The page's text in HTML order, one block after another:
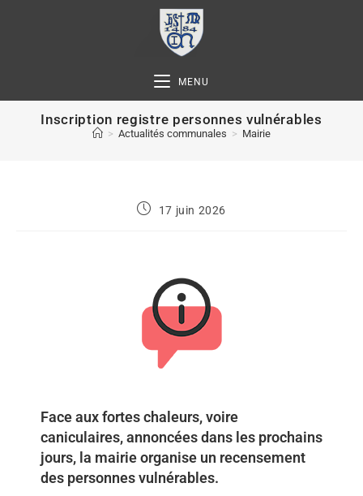
MENU
Inscription registre personnes vulnérables
> Actualités communales > Mairie
17 juin 2026
Face auxfortes chaleurs,voire
caniculaires, annoncées dans les prochains
jours, la mairie organise un recensement
des personnes vulnérables.